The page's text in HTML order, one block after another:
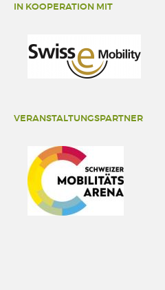
IN KOOPERATION MIT
VERANSTALTUNGSPARTNER